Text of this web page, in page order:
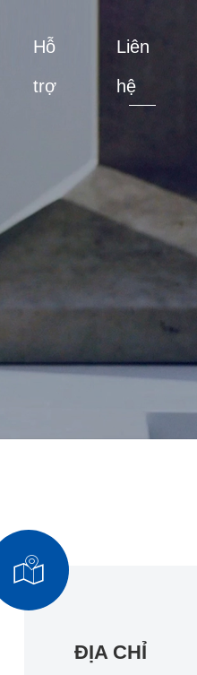
Hỗ
trợ
Liên
hệ

ĐỊA CHỈ